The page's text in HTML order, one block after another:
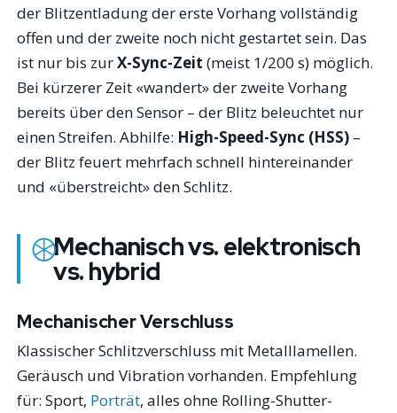
der Blitzentladung der erste Vorhang vollständig
offen und der zweite noch nicht gestartet sein. Das
ist nur bis zurX-Sync-Zeit (meist 1/200 s) möglich.
Bei kürzerer Zeit «wandert» der zweite Vorhang
bereits über den Sensor – der Blitz beleuchtet nur
einen Streifen. Abhilfe: High-Speed-Sync (HSS) –
der Blitz feuert mehrfach schnell hintereinander
und «überstreicht» den Schlitz.
Mechanisch vs. elektronisch
vs. hybrid
Mechanischer Verschluss
Klassischer Schlitzverschluss mit Metalllamellen.
Geräusch und Vibration vorhanden. Empfehlung
für: Sport, Porträt, alles ohne Rolling-Shutter-